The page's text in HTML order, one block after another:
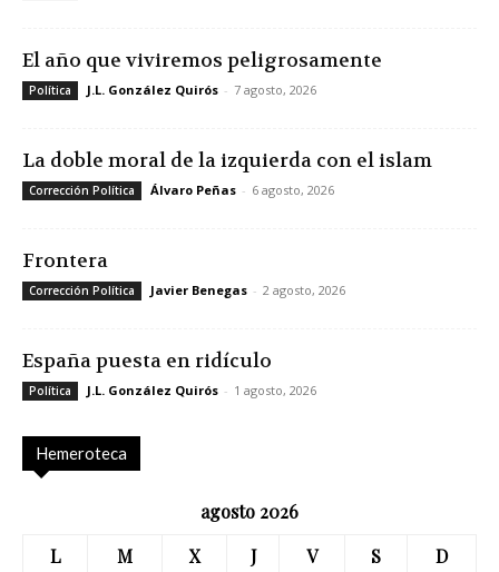
El año que viviremos peligrosamente
Política J.L. González Quirós - 7 agosto, 2026
La doble moral de la izquierda con el islam
Corrección Política Álvaro Peñas - 6 agosto, 2026
Frontera
Corrección Política Javier Benegas - 2 agosto, 2026
España puesta en ridículo
Política J.L. González Quirós - 1 agosto, 2026
Hemeroteca
agosto 2026
L
M X J V S
D